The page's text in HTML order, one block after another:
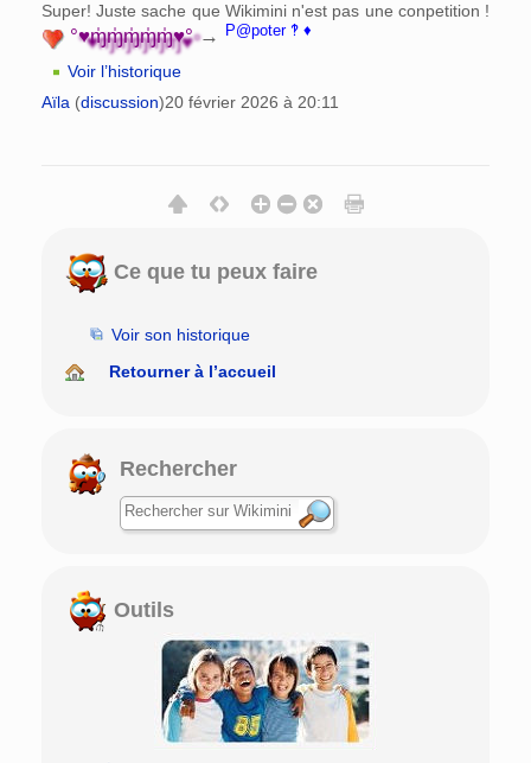
Super! Juste sache que Wikimini n'est pas une conpetition !
°♥ɱ̍ɱ̍ɱ̍ɱ̍ɱ̍♥°→ P@poter ‽ ♦
Voir l’historique
Aïla (discussion)20 février 2026 à 20:11
Ce que tu peux faire
Voir son historique
Retourner à l’accueil
Rechercher
Outils